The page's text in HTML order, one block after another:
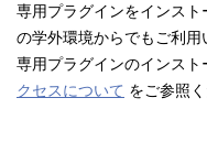
専用プラグインをインス
の学外環境からでもご利用
専用プラグインのインスト
クセスについて をご参照く